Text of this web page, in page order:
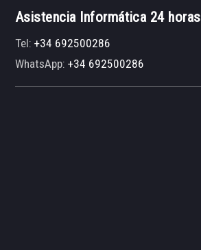
Asistencia Informática 24 horas
Tel:+34 692500286
WhatsApp:+34 692500286